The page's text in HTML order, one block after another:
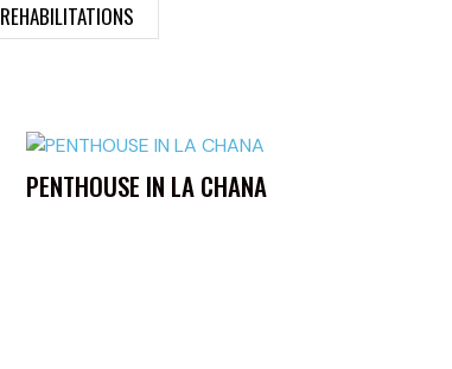
REHABILITATIONS
PENTHOUSE IN LA CHANA